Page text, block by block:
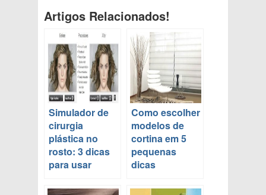
Artigos Relacionados!
Simulador de
cirurgia
plástica no
rosto: 3 dicas
para usar
Como escolher
modelos de
cortina em 5
pequenas
dicas